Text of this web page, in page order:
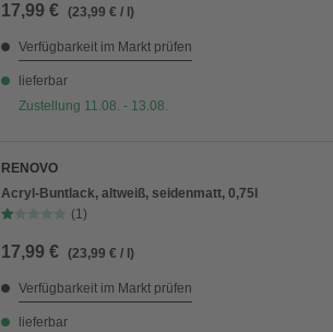
17,99 € (23,99 € / l)
Verfügbarkeit im Markt prüfen
lieferbar
Zustellung 11.08. - 13.08.
RENOVO
Acryl-Buntlack, altweiß, seidenmatt, 0,75l
(1)
17,99 € (23,99 € / l)
Verfügbarkeit im Markt prüfen
lieferbar